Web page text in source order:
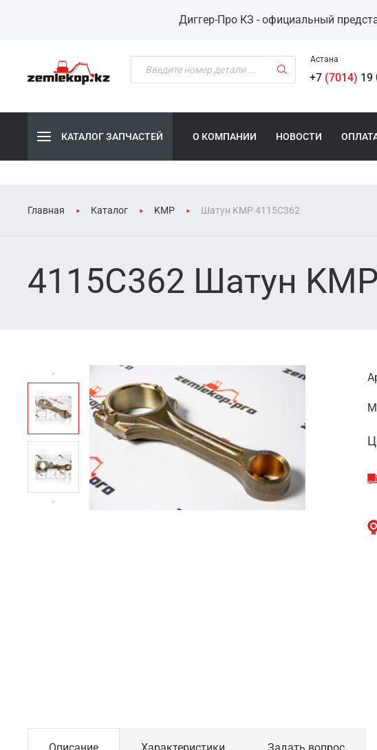
Диггер-Про КЗ - официальный
Астана
+7 (7014) 19
КАТАЛОГ ЗАПЧАСТЕЙ О КОМПАНИИ НОВОСТИ
Главная Каталог KMP Шатун KMP 4115C362
4115C362 Шатун KMP